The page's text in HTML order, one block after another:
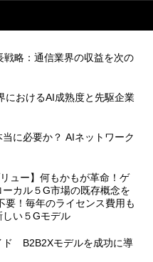
略：通信業界の収益を次の
におけるAI成熟度と先駆企業
に必要か？ AIネットワーク
ュー】何もかもが革命！ゲ
カル５G市場の既存概念を
要！毎年のライセンス費用も
い５Gモデル
ド B2B2Xモデルを成功に導